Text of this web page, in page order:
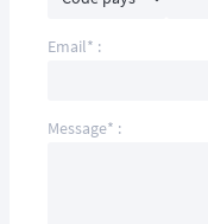
Email* :
Message* :